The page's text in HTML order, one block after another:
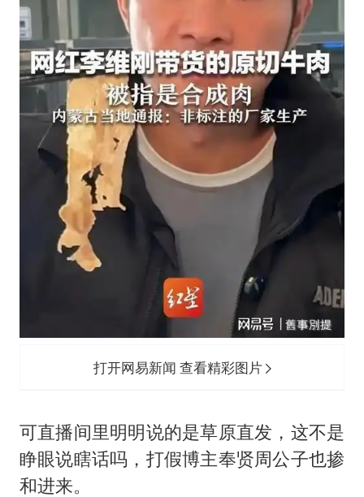
打开网易新闻 查看精彩图片
可直播间里明明说的是草原直发，这不是
睁眼说瞎话吗，打假博主奉贤周公子也掺
和进来。